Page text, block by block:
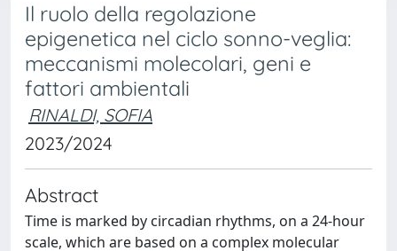
Il ruolo della regolazione
epigenetica nel ciclo sonno-veglia:
meccanismi molecolari, geni e
fattori ambientali
RINALDI, SOFIA
2023/2024
Abstract
Time is marked by circadian rhythms, on a 24-hour
scale, which are based on a complex molecular